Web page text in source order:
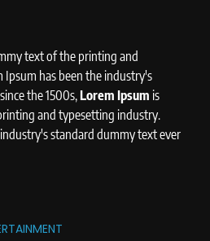
text of the printing and
has been the industry's
the 1500s,Lorem Ipsum is
and typesetting industry.
standard dummy text ever